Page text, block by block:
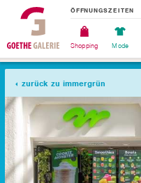
ÖFFNUNGSZEITEN
Shopping Mode
zurück zu immergrün